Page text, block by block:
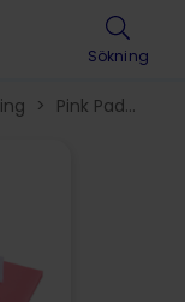
Sökning
> Pink Pad